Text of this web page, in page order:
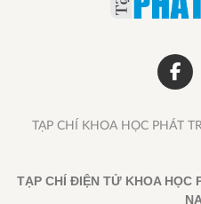
TẠP CHÍ KHOA HỌC PHÁT
TẠP CHÍ ĐIỆN TỬ KHOA HỌC